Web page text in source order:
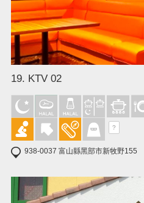
19. KTV 02
?
938-0037 富山縣黑部市新牧野155